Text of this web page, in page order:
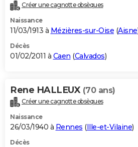
Créer une cagnotte obsèques
Naissance
11/03/1913 à Mézières-sur-Oise (Aisne
Décès
01/02/2011 à Caen (Calvados)
Rene HALLEUX (70 ans)
Créer une cagnotte obsèques
Naissance
26/03/1940 à Rennes (Ille-et-Vilaine)
Décès